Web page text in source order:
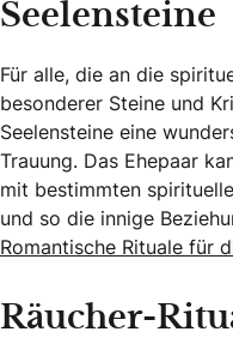
Seelensteine
Für alle, die an die
besonderer Steine und
Seelensteine eine
Trauung. Das Ehepaar
mit bestimmten
und so die innige
Romantische Rituale für
Räucher-